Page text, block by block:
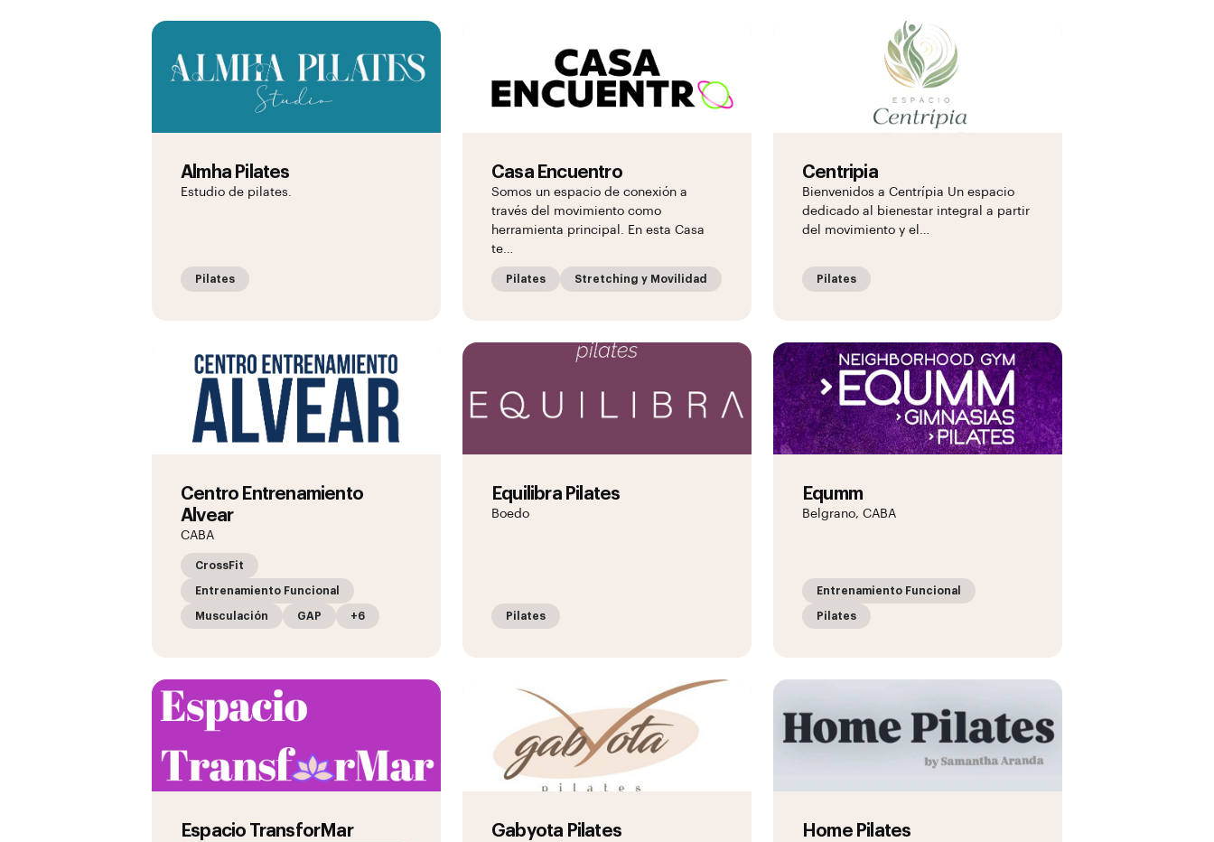
Almha Pilates
Estudio de pilates.
Pilates
Casa Encuentro
Somos un espacio de conexión a
través del movimiento como
herramienta principal. En esta Casa
te…
Pilates Stretching y Movilidad
Centripia
Bienvenidos a Centrípia Un espacio
dedicado al bienestar integral a partir
del movimiento y el…
Pilates
Centro Entrenamiento
Alvear
CABA
CrossFit
Entrenamiento Funcional
Musculación GAP +6
Equilibra Pilates
Boedo
Pilates
Equmm
Belgrano, CABA
Entrenamiento Funcional
Pilates
Espacio TransforMar Gabyota Pilates Home Pilates